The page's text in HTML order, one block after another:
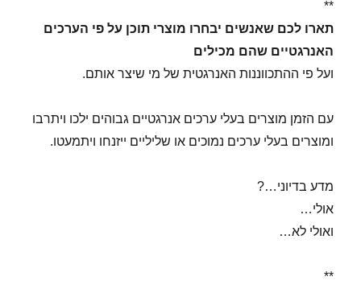
**
תארו לכם שאנשים יבחרו מוצרי תוכן על פי הערכים
האנרגטיים שהם מכילים
ועל פי ההתכווננות האנרגטית של מי שיצר אותם.
עם הזמן מוצרים בעלי ערכים אנרגטיים גבוהים ילכו ויתרבו
ומוצרים בעלי ערכים נמוכים או שליליים ייזנחו ויתמעטו.
מדע בדיוני…?
אולי…
ואולי לא…
**